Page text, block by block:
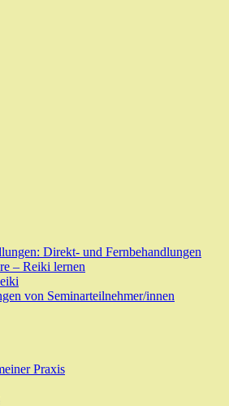
Direkt- und Fernbehandlungen
– Reiki lernen
von Seminarteilnehmer/innen
Praxis